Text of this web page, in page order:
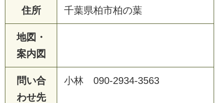
住所 千葉県柏市柏の葉
地図・
案内図
問い合
わせ先
小林 090-2934-3563